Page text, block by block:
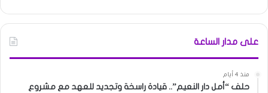
على مدار الساعة
منذ 4 أيام
حلف “أمل دار النعيم”.. قيادة راسخة وتجديد للعهد مع مشروع